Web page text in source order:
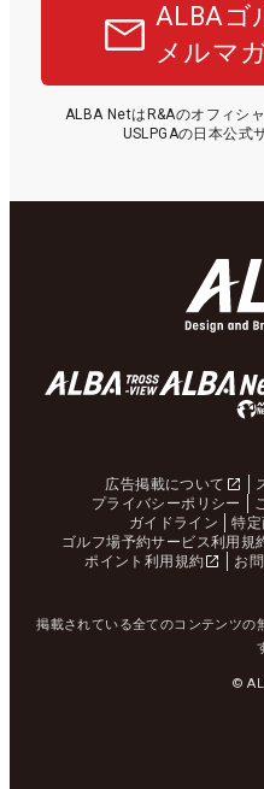
ALBAゴ
メルマ
ALBA NetはR&Aのオフィシ
USLPGAの日本公式
広告掲載について
プライバシーポリシー
ガイドライン
特
ゴルフ場予約サービス利用規
ポイント利用規約
お
掲載されている全てのコンテンツの
©